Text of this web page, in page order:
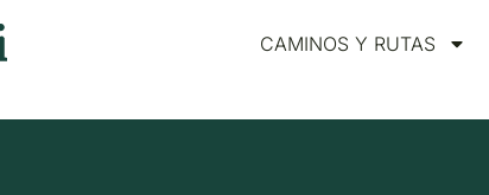
CAMINOS Y RUTAS